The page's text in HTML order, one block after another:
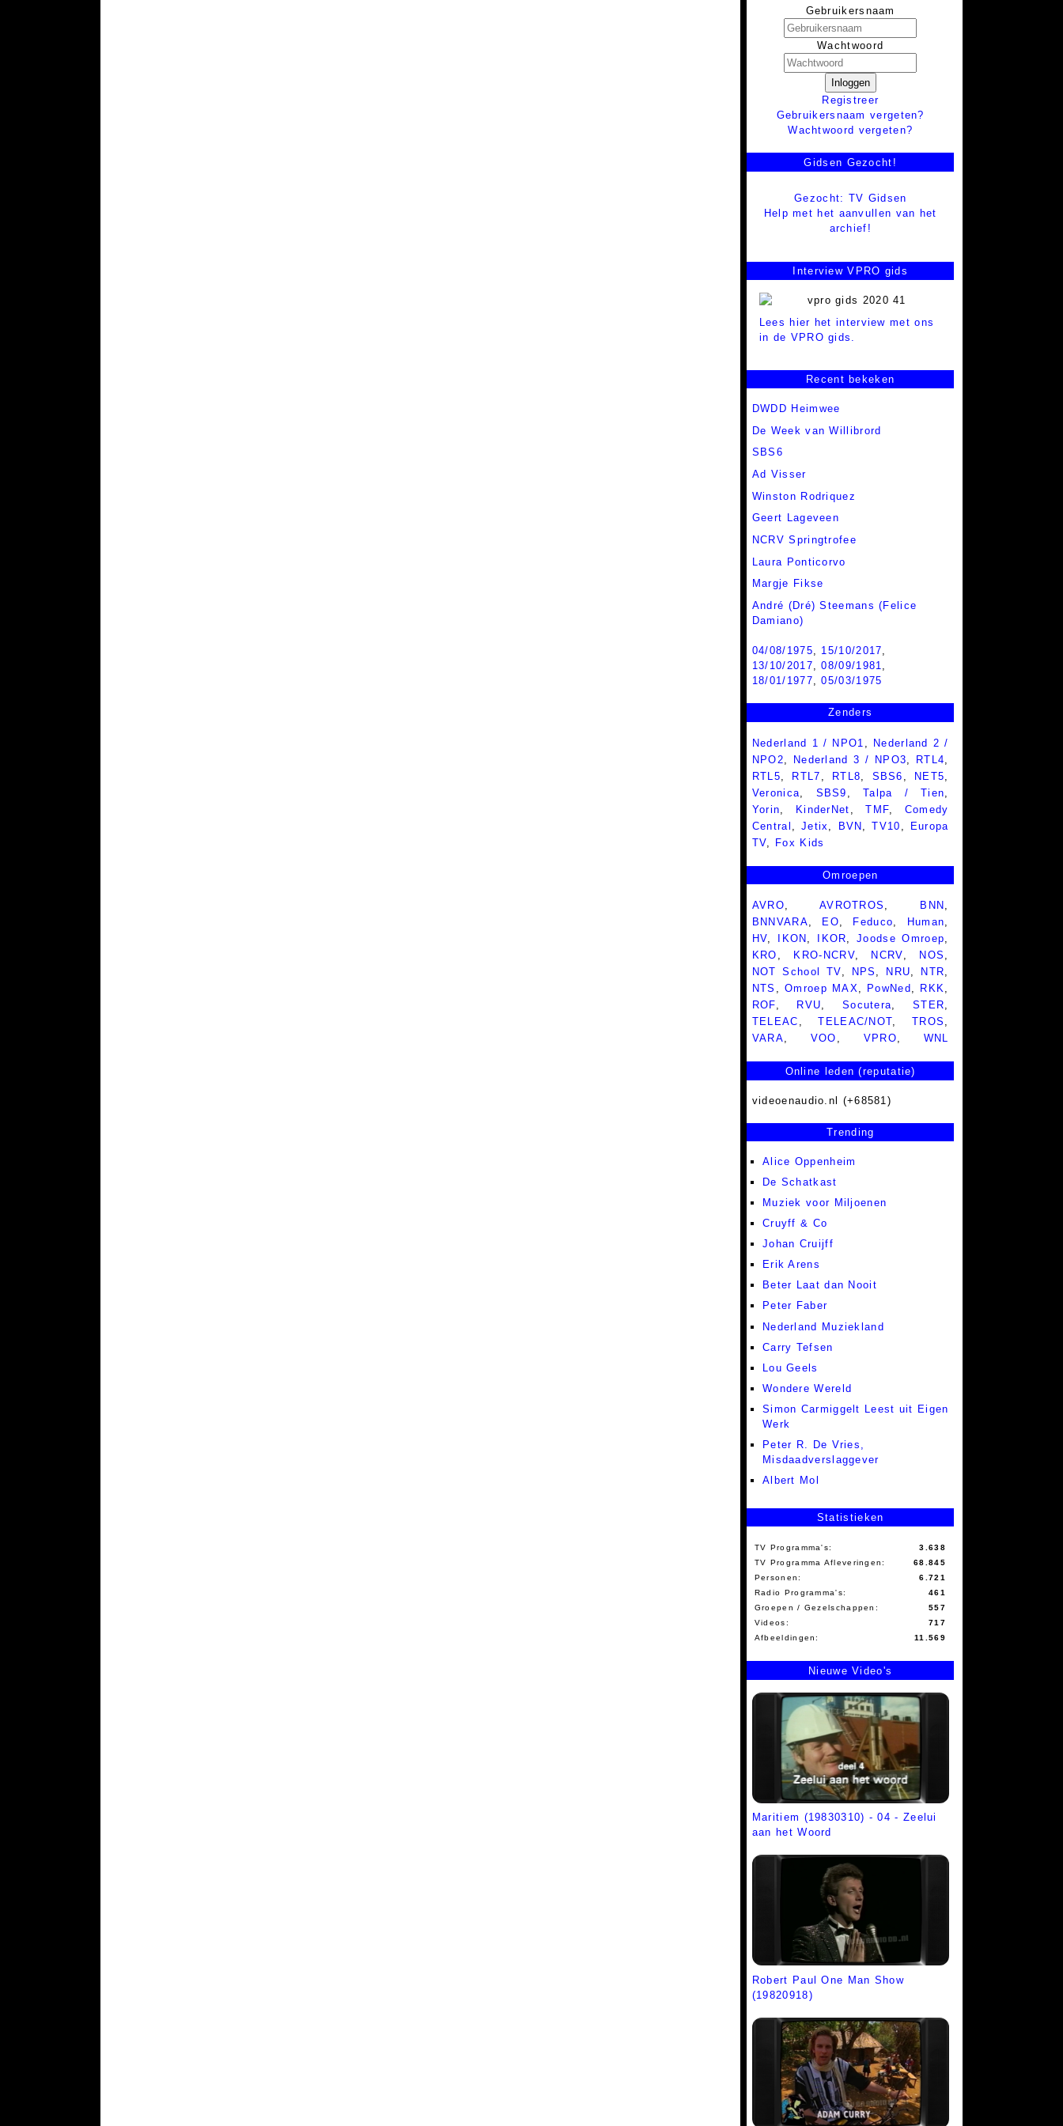
Gebruikersnaam
Wachtwoord
Inloggen
Registreer
Gebruikersnaam vergeten?
Wachtwoord vergeten?
Gidsen Gezocht!
Gezocht: TV Gidsen
Help met het aanvullen van het
archief!
Interview VPRO gids
Lees hier het interview met ons
in de VPRO gids.
Recent bekeken
DWDD Heimwee
De Week van Willibrord
SBS6
Ad Visser
Winston Rodriquez
Geert Lageveen
NCRV Springtrofee
Laura Ponticorvo
Margje Fikse
André (Dré) Steemans (Felice
Damiano)
04/08/1975, 15/10/2017,
13/10/2017,08/09/1981,
18/01/1977,05/03/1975
Zenders
Nederland 1 / NPO1
Nederland 2 /
NPO2
Nederland 3 / NPO3 RTL4
RTL5
RTL7 RTL8 SBS6 NET5
Veronica
SBS9 ,Talpa / Tien
Yorin
KinderNet ,TMF
Comedy
Central
Jetix BVN ,TV10
Europa
TV
Fox Kids
Omroepen
AVRO, AVROTROS , BNN ,
BNNVARA, EO, Feduco, Human,
HV, IKON , IKOR,Joodse Omroep,
KRO , KRO-NCRV, NCRV, NOS ,
NOT School TV, NPS , NRU, NTR,
NTS ,Omroep MAX, PowNed , RKK,
ROF, RVU, Socutera,STER,
TELEAC ,TELEAC/NOT,TROS ,
VARA, VOO , VPRO, WNL
Online leden (reputatie)
videoenaudio.nl (+68581)
Trending
Alice Oppenheim
De Schatkast
Muziek voor Miljoenen
Cruyff & Co
Johan Cruijff
Erik Arens
Beter Laat dan Nooit
Peter Faber
Nederland Muziekland
Carry Tefsen
Lou Geels
Wondere Wereld
Simon Carmiggelt Leest uit Eigen
Werk
Peter R. De Vries,
Misdaadverslaggever
Albert Mol
Statistieken
TV Programma's:
3.638
TV Programma Afleveringen:
68.845
Personen:
6.721
Radio Programma's:
461
Groepen / Gezelschappen:
557
Videos:
717
Afbeeldingen:
11.569
Nieuwe Video's
Maritiem (19830310) - 04 - Zeelui
aan het Woord
Robert Paul One Man Show
(19820918)